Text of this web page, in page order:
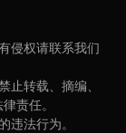
侵权请联系我们
止转载、摘编、
责任。
违法行为。